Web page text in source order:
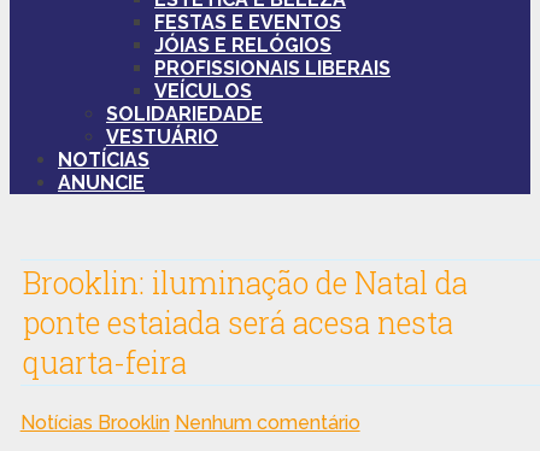
FESTAS E EVENTOS
JÓIAS E RELÓGIOS
PROFISSIONAIS LIBERAIS
VEÍCULOS
SOLIDARIEDADE
VESTUÁRIO
NOTÍCIAS
ANUNCIE
Brooklin: iluminação de Natal da
ponte estaiada será acesa nesta
quarta-feira
Notícias Brooklin Nenhum comentário